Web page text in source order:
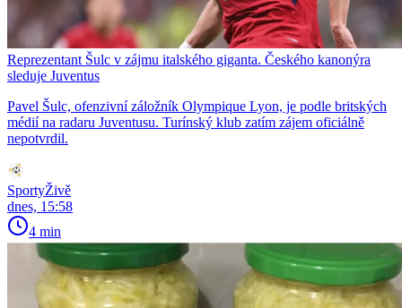
Reprezentant Šulc v zájmu italského giganta. Českého kanonýra
sleduje Juventus
Pavel Šulc, ofenzivní záložník Olympique Lyon, je podle britských
médií na radaru Juventusu. Turínský klub zatím zájem oficiálně
nepotvrdil.
SportyŽivě
dnes, 15:58
4 min